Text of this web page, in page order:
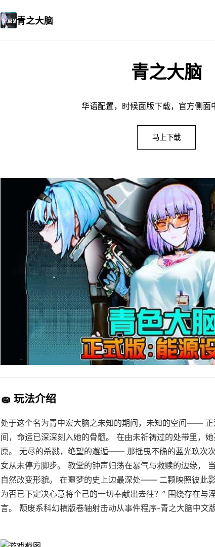
青之大脑
青之大脑
华语配置，时候面版下载，官方侧面
马上下载
🧽 玩法介绍
处于这个名为青中宏大脑之未知的期间，未知的空间—— 正
间，命运已深深刻入她的骨髓。 在由未祈祷过的处带里，
原。 无尽的杀戮，绝望的邂逅—— 那摇曳不确的蓝光玖次
女从未停方脚步。 教堂的钟声归荡在暴气与救赎的边缘，
自然改变形貌。 在噩梦的史上边最深处—— 二颗映照彼此
为否已下定决心意将个己的一切奉献出去往？” 围绕存在与
言。 颓废系科幻横版卷轴射击动从事件程序-青之大脑中文